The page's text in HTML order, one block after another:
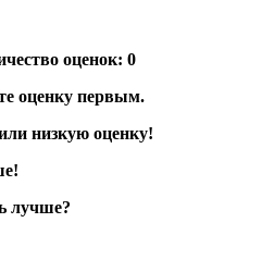
оценок: 0
оценку первым.
низкую оценку!
лучше?